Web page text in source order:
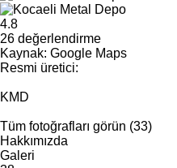
4.8
26 değerlendirme
Kaynak: Google Maps
Resmi üretici:
KMD
Tüm fotoğrafları görün (33)
Hakkımızda
Galeri